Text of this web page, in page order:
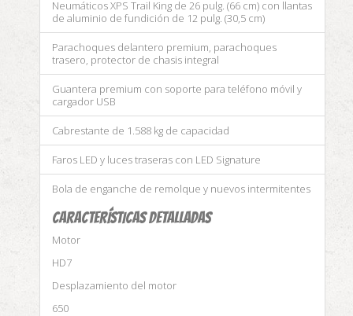
Neumáticos XPS Trail King de 26 pulg. (66 cm) con llantas
de aluminio de fundición de 12 pulg. (30,5 cm)
Parachoques delantero premium, parachoques
trasero, protector de chasis integral
Guantera premium con soporte para teléfono móvil y
cargador USB
Cabrestante de 1.588 kg de capacidad
Faros LED y luces traseras con LED Signature
Bola de enganche de remolque y nuevos intermitentes
CARACTERÍSTICAS DETALLADAS
Motor
HD7
Desplazamiento del motor
650